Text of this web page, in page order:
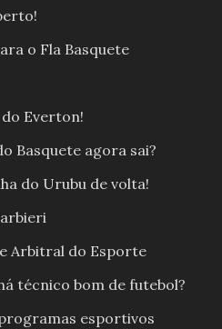
o Fla Basquete
Everton!
Basquete agora sai?
do Urubu de volta!
Arbitral do Esporte
técnico bom de futebol?
esportivos